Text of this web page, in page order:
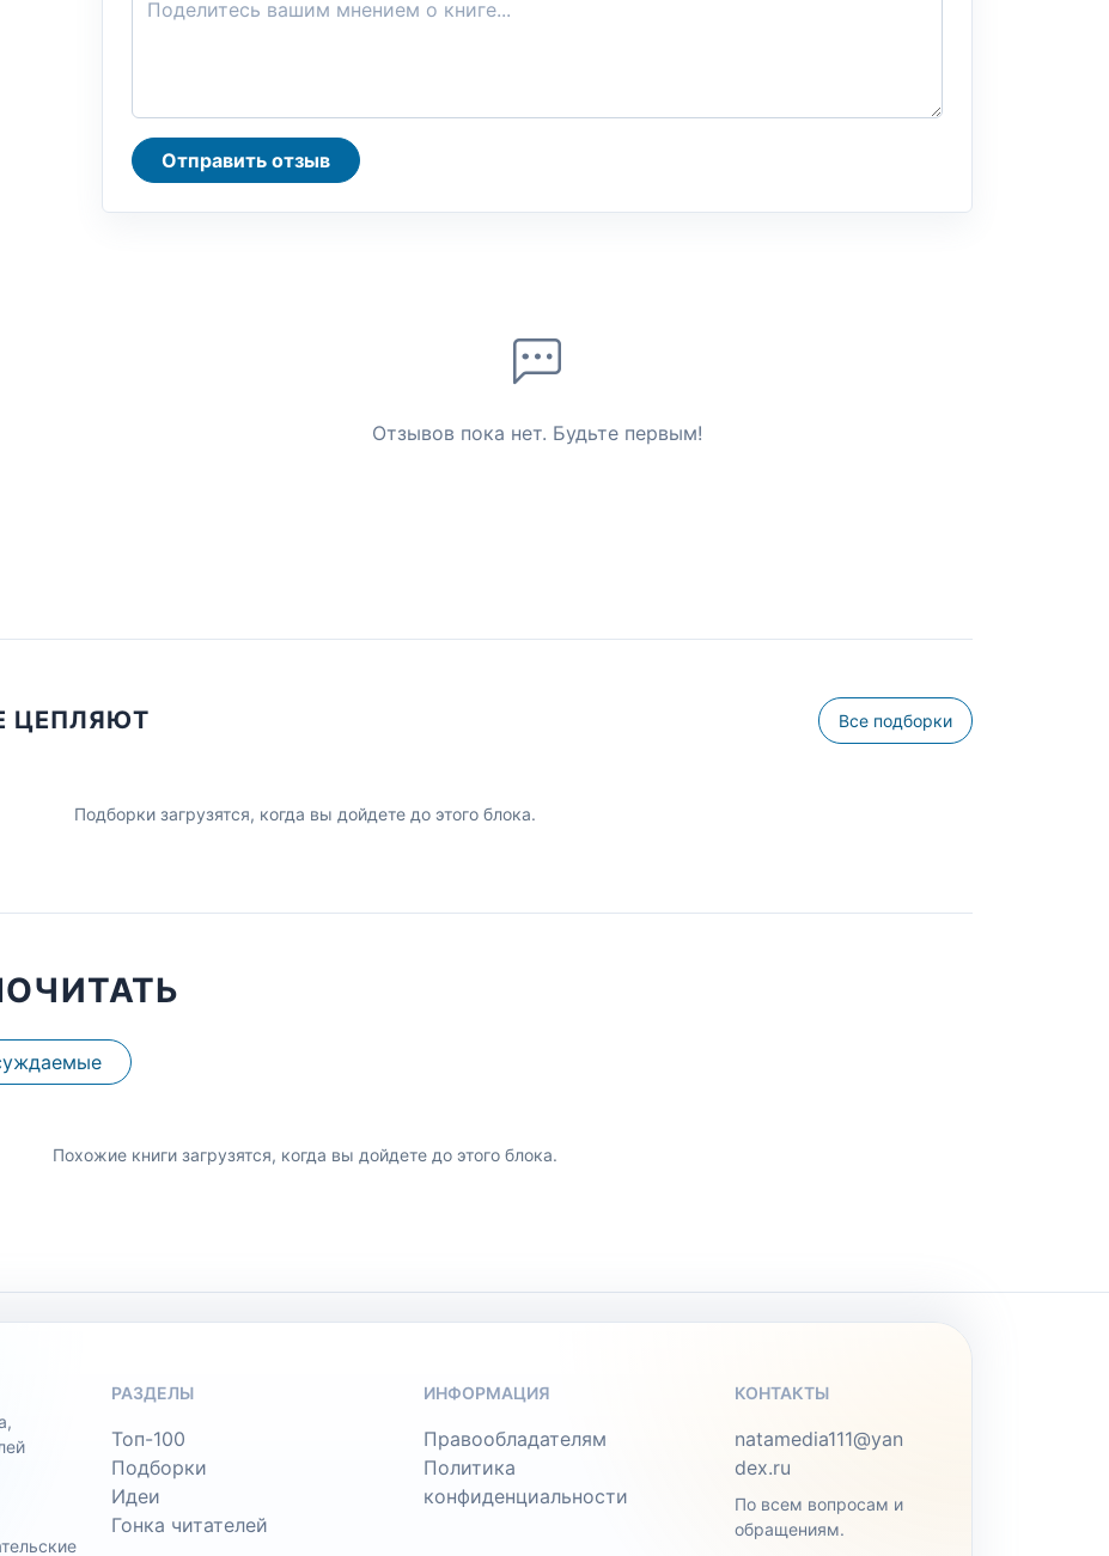
Отправить отзыв
Отзывов пока нет. Будьте первым!
ЦЕПЛЯЮТ Все подборки
Подборки загрузятся, когда вы дойдете до этого блока.
Похожие книги загрузятся, когда вы дойдете до этого блока.
РАЗДЕЛЫ
Топ-100
Подборки
Идеи
Гонка читателей
ИНФОРМАЦИЯ
Правообладателям
Политика
конфиденциальности
КОНТАКТЫ
natamedia111@yan
dex.ru
По всем вопросам и
обращениям.